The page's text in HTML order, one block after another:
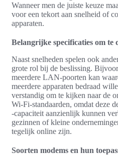
Wanneer men de juiste keuze
voor een tekort aan snelheid of
apparaten.
Belangrijke specificaties om te
Naast snelheden spelen ook
grote rol bij de beslissing.
meerdere LAN-poorten kan
meerdere apparaten bedraad
verstandig om te kijken naar de
Wi-Fi-standaarden, omdat deze
-capaciteit aanzienlijk kunnen
gezinnen of kleine
tegelijk online zijn.
Soorten modems en hun